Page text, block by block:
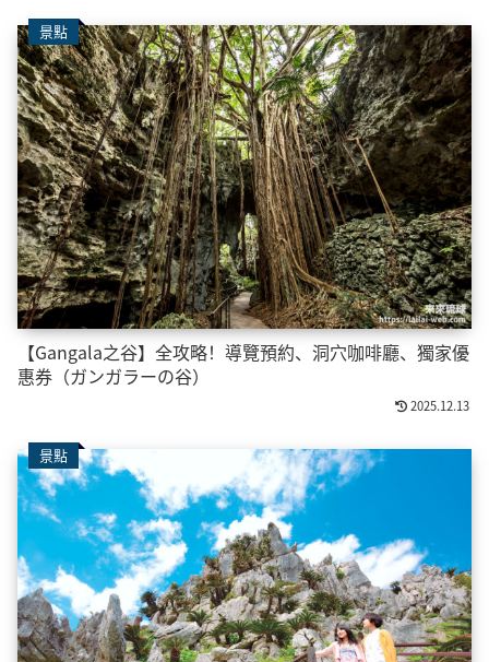
景點
【Gangala之谷】全攻略！導覽預約、洞穴咖啡廳、獨家優
惠券（ガンガラーの谷）
2025.12.13
景點